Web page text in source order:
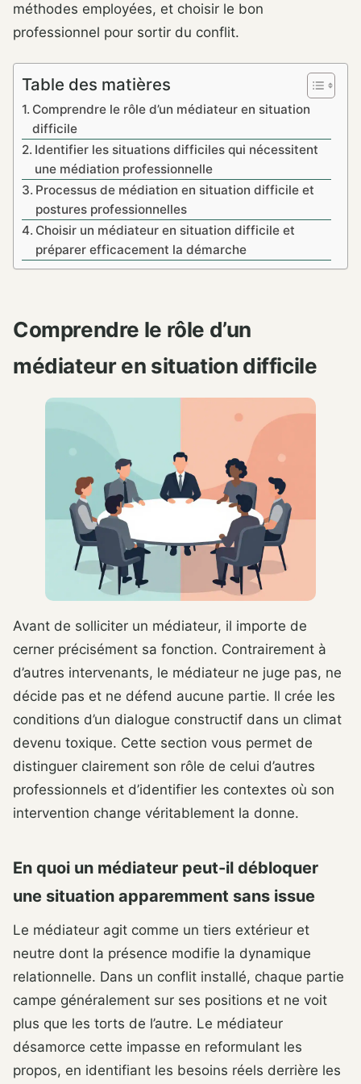
méthodes employées, et choisir le bon
professionnel pour sortir du conflit.
Table des matières
Comprendre le rôle d’un médiateur en situation
difficile
Identifier les situations difficiles qui nécessitent
une médiation professionnelle
Processus de médiation en situation difficile et
postures professionnelles
Choisir un médiateur en situation difficile et
préparer efficacement la démarche
Comprendre le rôle d’un
médiateur en situation difficile
Avant de solliciter un médiateur, il importe de
cerner précisément sa fonction. Contrairement à
d’autres intervenants, le médiateur ne juge pas, ne
décide pas et ne défend aucune partie. Il crée les
conditions d’un dialogue constructif dans un climat
devenu toxique. Cette section vous permet de
distinguer clairement son rôle de celui d’autres
professionnels et d’identifier les contextes où son
intervention change véritablement la donne.
En quoi un médiateur peut-il débloquer
une situation apparemment sans issue
Le médiateur agit comme un tiers extérieur et
neutre dont la présence modifie la dynamique
relationnelle. Dans un conflit installé, chaque partie
campe généralement sur ses positions et ne voit
plus que les torts de l’autre. Le médiateur
désamorce cette impasse en reformulant les
propos, en identifiant les besoins réels derrière les